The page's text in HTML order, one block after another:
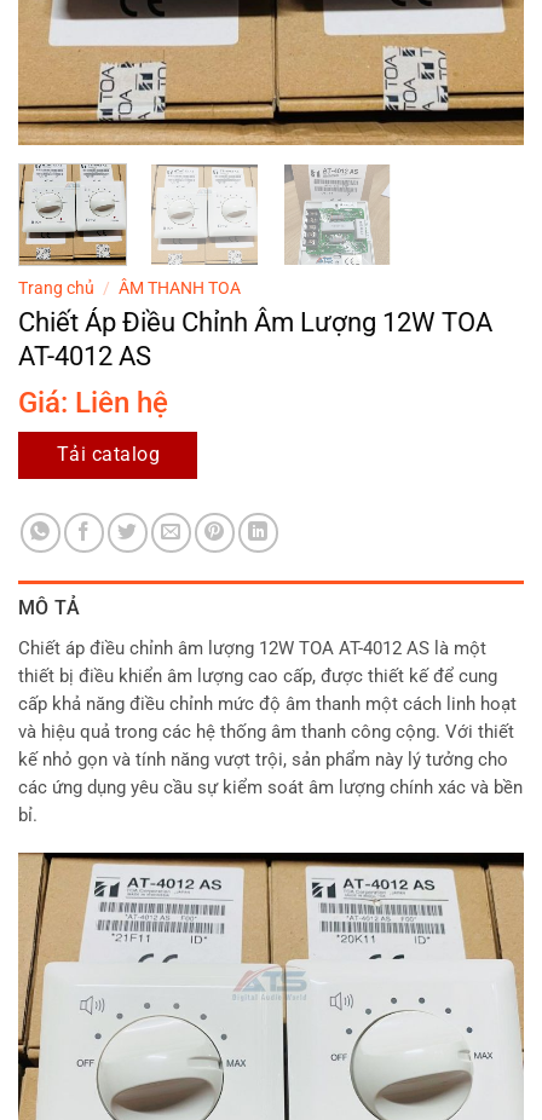
Trang chủ / ÂM THANH TOA
Chiết Áp Điều Chỉnh Âm Lượng 12W TOA
AT-4012 AS
Giá: Liên hệ
Tải catalog
MÔ TẢ
Chiết áp điều chỉnh âm lượng 12W TOA AT-4012 AS là một
thiết bị điều khiển âm lượng cao cấp, được thiết kế để cung
cấp khả năng điều chỉnh mức độ âm thanh một cách linh hoạt
và hiệu quả trong các hệ thống âm thanh công cộng. Với thiết
kế nhỏ gọn và tính năng vượt trội, sản phẩm này lý tưởng cho
các ứng dụng yêu cầu sự kiểm soát âm lượng chính xác và bền
bỉ.